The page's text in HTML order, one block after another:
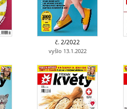
č. 2/2022
vyšlo 13.1.2022